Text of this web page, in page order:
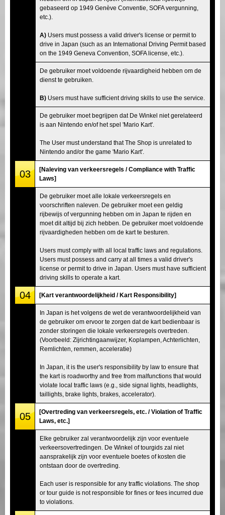
gebaseerd op 1949 Genève Conventie, SOFA vergunning,
etc.).
A) Users must possess a valid driver's license or permit to
drive in Japan (such as an International Driving Permit based
on the 1949 Geneva Convention, SOFA license, etc.).
De gebruiker moet voldoende rijvaardigheid hebben om de
dienst te gebruiken.
B) Users must have sufficient driving skills to use the service.
De gebruiker moet begrijpen dat De Winkel niet gerelateerd
is aan Nintendo en/of het spel 'Mario Kart'.
The User must understand that The Shop is unrelated to
Nintendo and/or the game 'Mario Kart'.
03
[Naleving van verkeersregels / Compliance with Traffic
Laws]
De gebruiker moet alle lokale verkeersregels en
voorschriften naleven. De gebruiker moet een geldig
rijbewijs of vergunning hebben om in Japan te rijden en
moet dit altijd bij zich hebben. De gebruiker moet voldoende
rijvaardigheden hebben om de kart te besturen.
Users must comply with all local traffic laws and regulations.
Users must possess and carry at all times a valid driver's
license or permit to drive in Japan. Users must have sufficient
driving skills to operate a kart.
04 [Kart verantwoordelijkheid / Kart Responsibility]
In Japan is het volgens de wet de verantwoordelijkheid van
de gebruiker om ervoor te zorgen dat de kart bedienbaar is
zonder storingen die lokale verkeersregels overtreden.
(Voorbeeld: Zijrichtingaanwijzer, Koplampen, Achterlichten,
Remlichten, remmen, acceleratie)
In Japan, it is the user's responsibility by law to ensure that
the kart is roadworthy and free from malfunctions that would
violate local traffic laws (e.g., side signal lights, headlights,
taillights, brake lights, brakes, accelerator).
05
[Overtreding van verkeersregels, etc. / Violation of Traffic
Laws, etc.]
Elke gebruiker zal verantwoordelijk zijn voor eventuele
verkeersovertredingen. De Winkel of tourgids zal niet
aansprakelijk zijn voor eventuele boetes of kosten die
ontstaan door de overtreding.
Each user is responsible for any traffic violations. The shop
or tour guide is not responsible for fines or fees incurred due
to violations.